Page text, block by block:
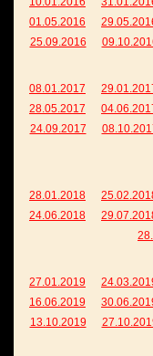
01.05.2016
25.09.2016
08.01.2017
28.05.2017
24.09.2017
28.01.2018
24.06.2018
27.01.2019
16.06.2019
13.10.2019